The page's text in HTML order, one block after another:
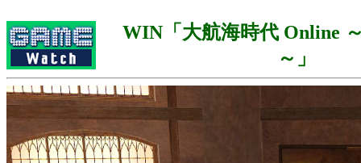
WIN「大航海時代 Online
～」